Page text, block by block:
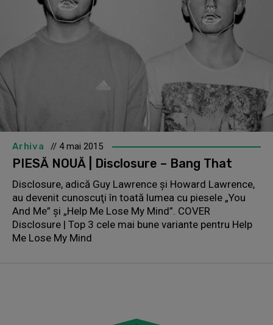
Arhiva // 4 mai 2015
PIESĂ NOUĂ | Disclosure – Bang That
Disclosure, adică Guy Lawrence şi Howard Lawrence,
au devenit cunoscuţi în toată lumea cu piesele „You
And Me” şi „Help Me Lose My Mind”. COVER
Disclosure | Top 3 cele mai bune variante pentru Help
Me Lose My Mind